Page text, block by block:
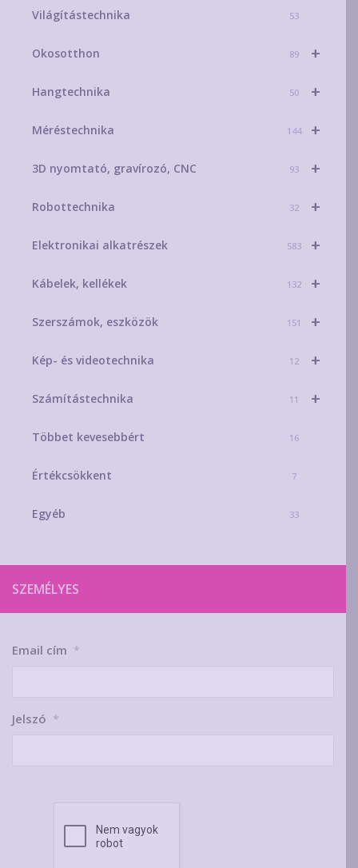
Világítástechnika 53
+
Okosotthon 89
+
Hangtechnika 50
+
Méréstechnika 144
+
3D nyomtató, gravírozó, CNC 93
+
Robottechnika 32
+
Elektronikai alkatrészek 583
+
Kábelek, kellékek 132
+
Szerszámok, eszközök 151
+
Kép- és videotechnika 12
+
Számítástechnika 11
Többet kevesebbért 16
Értékcsökkent 7
Egyéb 33
SZEMÉLYES
Email cím *
Jelszó *